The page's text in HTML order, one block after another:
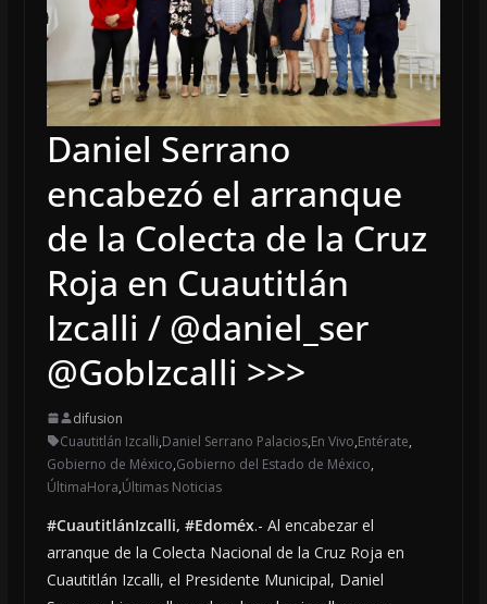
Daniel Serrano
encabezó el arranque
de la Colecta de la Cruz
Roja en Cuautitlán
Izcalli / @daniel_ser
@GobIzcalli >>>
difusion
Cuautitlán Izcalli,Daniel Serrano Palacios,En Vivo,Entérate,
Gobierno de México,Gobierno del Estado de México,
ÚltimaHora,Últimas Noticias
#CuautitlánIzcalli, #Edoméx.- Al encabezar el
arranque de la Colecta Nacional de la Cruz Roja en
Cuautitlán Izcalli, el Presidente Municipal, Daniel